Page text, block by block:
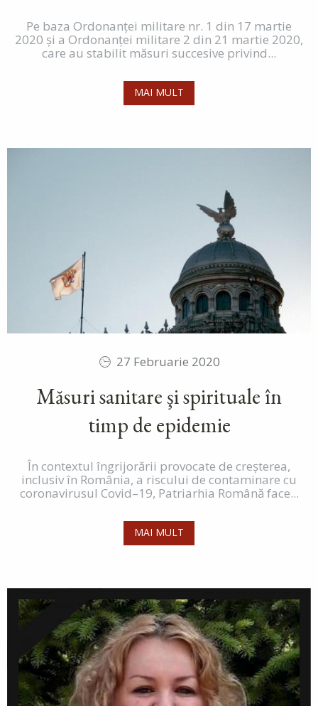
Pe baza Ordonanţei militare nr. 1 din 17 martie
2020 şi a Ordonanţei militare 2 din 21 martie 2020,
care au stabilit măsuri succesive privind...
MAI MULT
27 Februarie 2020
Măsuri sanitare şi spirituale în
timp de epidemie
În contextul îngrijorării provocate de creșterea,
inclusiv în România, a riscului de contaminare cu
coronavirusul Covid–19, Patriarhia Română face...
MAI MULT